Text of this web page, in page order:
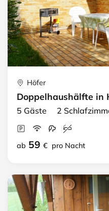
Höfer
Doppelhaushälfte in
5 Gäste 2
ab 59 € pro Nacht